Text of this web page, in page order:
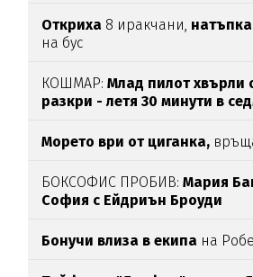
Откриха 8 иракчани,
на бус
КОШМАР:Млад пилот хвърли
разкри - летя 30 минути в
Морето ври от циганка,
БОКСОФИС ПРОБИВ:Мария
София с Ейдриън Броуди
Бонучи влиза в екипа на